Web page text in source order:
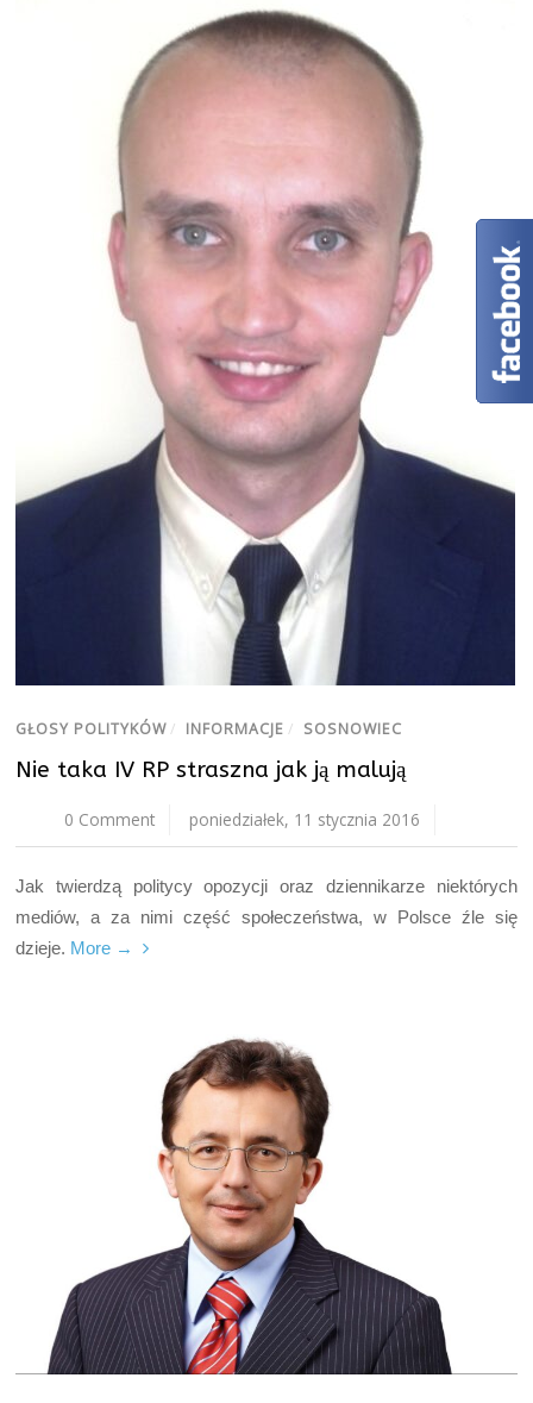
GŁOSY POLITYKÓW / INFORMACJE / SOSNOWIEC
Nie taka IV RP straszna jak ją malują
0 Comment poniedziałek, 11 stycznia 2016
Jak twierdzą politycy opozycji oraz dziennikarze niektórych
mediów, a za nimi część społeczeństwa, w Polsce źle się
dzieje. More →